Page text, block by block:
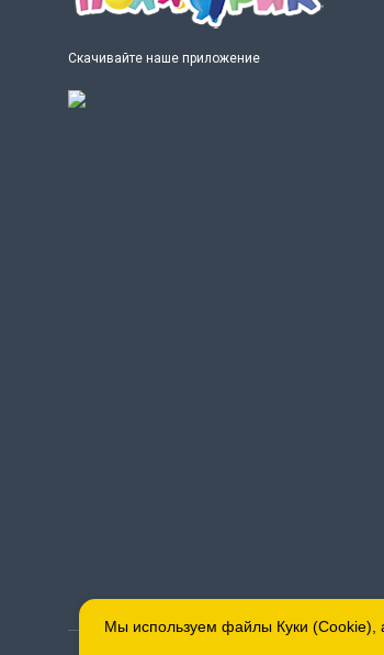
Скачивайте наше приложение
Мы используем файлы Куки (Cookie),